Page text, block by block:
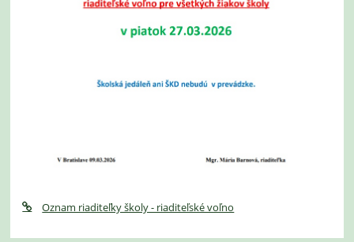
Oznam riaditeľky školy - riaditeľské voľno